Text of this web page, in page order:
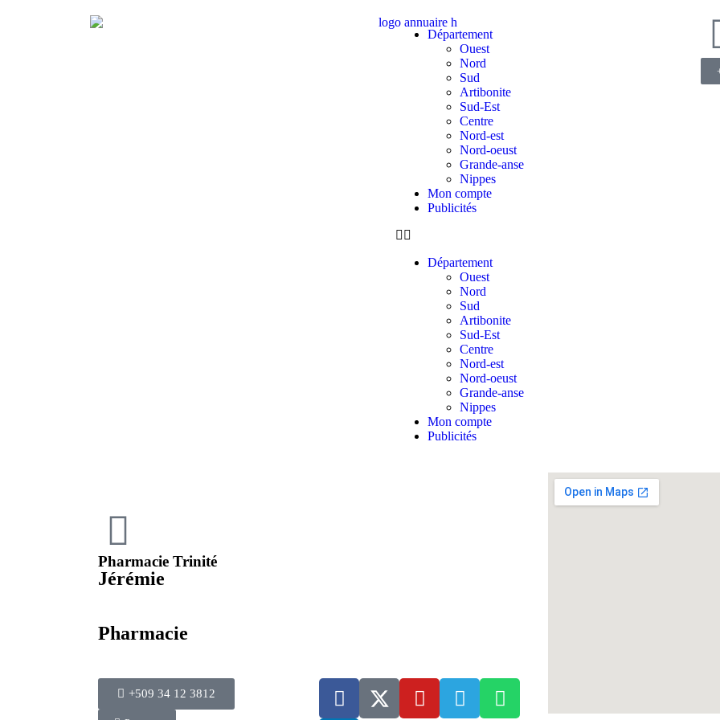
Département
Ouest
Nord
Sud
Artibonite
Sud-Est
Centre
Nord-est
Nord-oeust
Grande-anse
Nippes
Mon compte
Publicités
Département
Ouest
Nord
Sud
Artibonite
Sud-Est
Centre
Nord-est
Nord-oeust
Grande-anse
Nippes
Mon compte
Publicités
Pharmacie Trinité
Jérémie
Pharmacie
+509 34 12 3812